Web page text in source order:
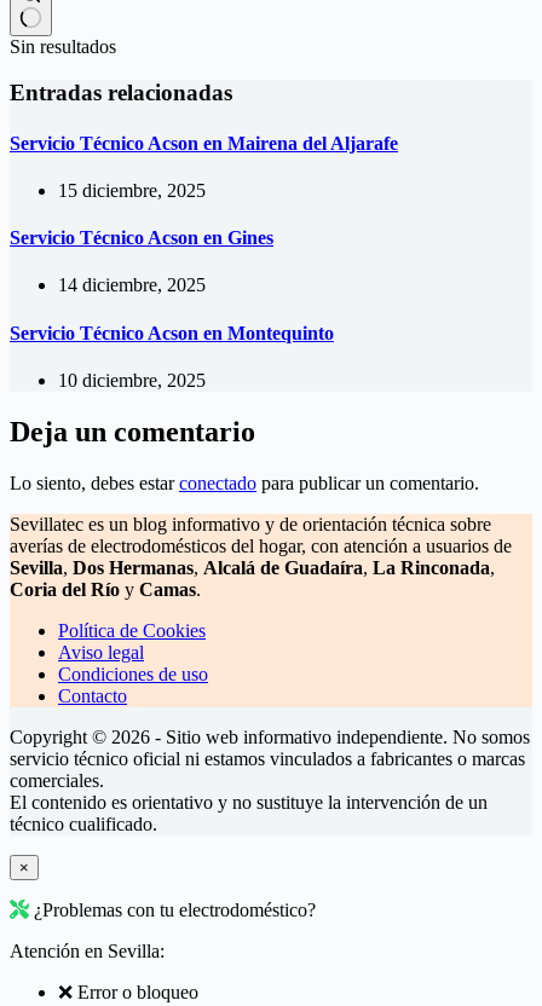
Sin resultados
Entradas relacionadas
Servicio Técnico Acson en Mairena del Aljarafe
15 diciembre, 2025
Servicio Técnico Acson en Gines
14 diciembre, 2025
Servicio Técnico Acson en Montequinto
10 diciembre, 2025
Deja un comentario
Lo siento, debes estarconectado para publicar un comentario.
Sevillatec es un blog informativo y de orientación técnica sobre
averías de electrodomésticos del hogar, con atención a usuarios de
Sevilla, Dos Hermanas, Alcalá de Guadaíra, La Rinconada,
Coria del Río y Camas.
Política de Cookies
Aviso legal
Condiciones de uso
Contacto
Copyright © 2026 - Sitio web informativo independiente. No somos
servicio técnico oficial ni estamos vinculados a fabricantes o marcas
comerciales.
El contenido es orientativo y no sustituye la intervención de un
técnico cualificado.
×
¿Problemas con tu electrodoméstico?
Atención en Sevilla:
❌ Error o bloqueo